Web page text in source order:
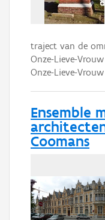
traject van de
Onze-Lieve-
Onze-Lieve-
Ensemble
Coomans